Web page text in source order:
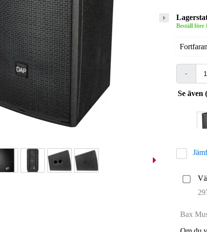
Beställ före
-
Se även
Bax